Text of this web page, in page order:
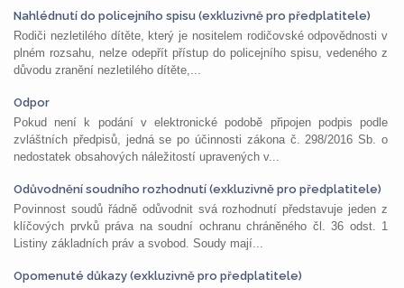
Nahlédnutí do policejního spisu (exkluzivně pro předplatitele)
Rodiči nezletilého dítěte, který je nositelem rodičovské odpovědnosti v
plném rozsahu, nelze odepřít přístup do policejního spisu, vedeného z
důvodu zranění nezletilého dítěte,...
Odpor
Pokud není k podání v elektronické podobě připojen podpis podle
zvláštních předpisů, jedná se po účinnosti zákona č. 298/2016 Sb. o
nedostatek obsahových náležitostí upravených v...
Odůvodnění soudního rozhodnutí (exkluzivně pro předplatitele)
Povinnost soudů řádně odůvodnit svá rozhodnutí představuje jeden z
klíčových prvků práva na soudní ochranu chráněného čl. 36 odst. 1
Listiny základních práv a svobod. Soudy mají...
Opomenuté důkazy (exkluzivně pro předplatitele)